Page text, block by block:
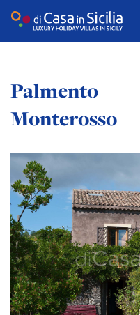
Palmento
Monterosso